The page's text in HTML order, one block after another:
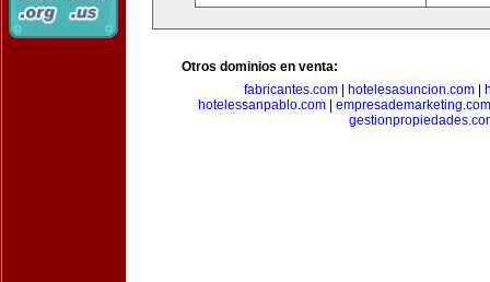
Otros dominios en venta:
fabricantes.com
hotelesasuncion.com
hotelessanpablo.com| empresademarketing.com